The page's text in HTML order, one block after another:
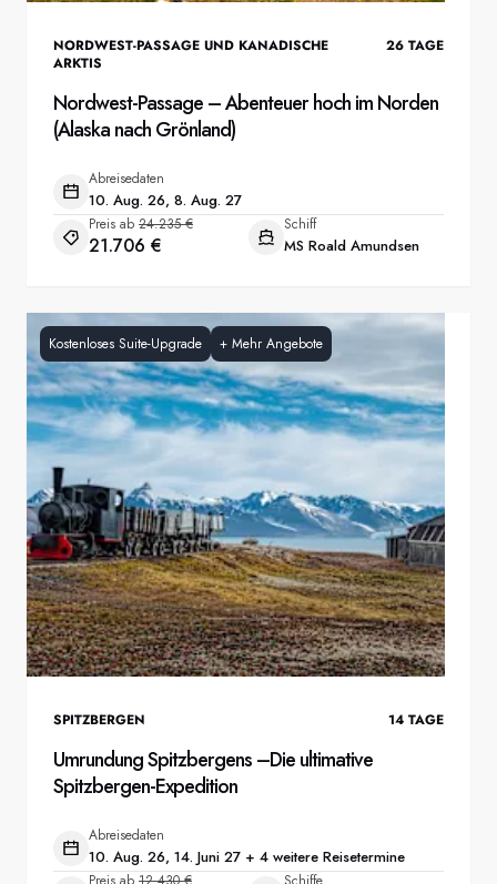
NORDWEST-PASSAGE UND KANADISCHE
ARKTIS
26 TAGE
Nordwest-Passage – Abenteuer hoch im Norden
(Alaska nach Grönland)
Abreisedaten
10. Aug. 26, 8. Aug. 27
Preis ab 24.235 €
21.706 €
Schiff
MS Roald Amundsen
Kostenloses Suite-Upgrade + Mehr Angebote
SPITZBERGEN 14 TAGE
Umrundung Spitzbergens –Die ultimative
Spitzbergen-Expedition
Abreisedaten
10. Aug. 26, 14. Juni 27 + 4 weitere Reisetermine